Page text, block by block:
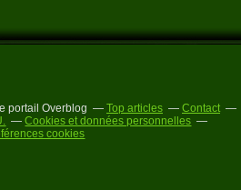
portail Overblog Top articles
Contact
Cookies et données personnelles
cookies